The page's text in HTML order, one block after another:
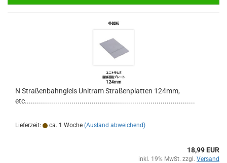
N Straßenbahngleis Unitram Straßenplatten 124mm,
etc....................................................................................
Lieferzeit: ca. 1 Woche (Ausland abweichend)
18,99 EUR
inkl. 19% MwSt. zzgl. Versand